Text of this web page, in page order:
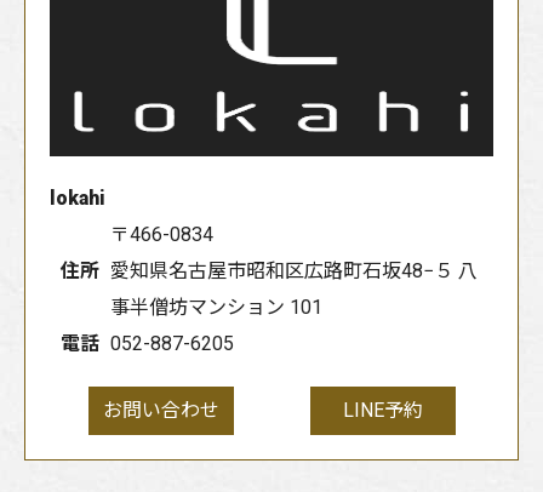
lokahi
住所
〒466-0834
愛知県名古屋市昭和区広路町石坂48−５ 八
事半僧坊マンション 101
電話 052-887-6205
お問い合わせ LINE予約